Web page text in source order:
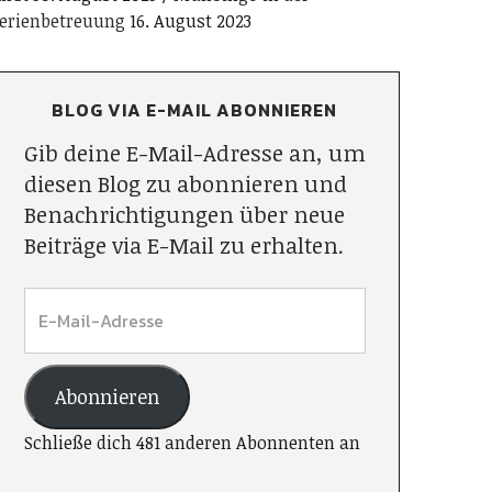
16. August 2023
BLOG VIA E-MAIL ABONNIEREN
Gib deine E-Mail-Adresse an, um
diesen Blog zu abonnieren und
Benachrichtigungen über neue
Beiträge via E-Mail zu erhalten.
Abonnieren
Schließe dich 481 anderen Abonnenten an